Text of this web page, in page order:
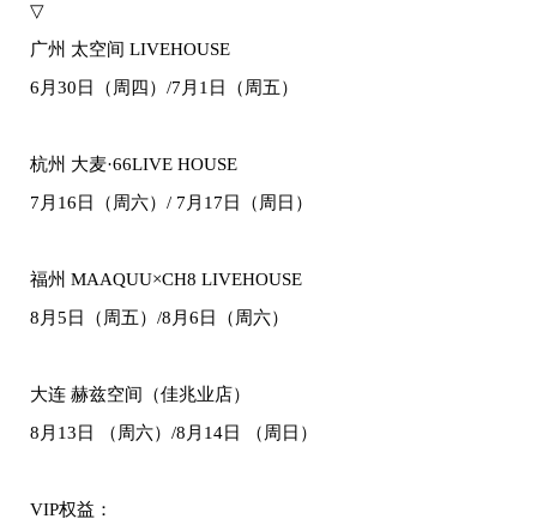
▽
广州 太空间 LIVEHOUSE
6月30日（周四）/7月1日（周五）
杭州 大麦·66LIVE HOUSE
7月16日（周六）/ 7月17日（周日）
福州 MAAQUU×CH8 LIVEHOUSE
8月5日（周五）/8月6日（周六）
大连 赫兹空间（佳兆业店）
8月13日 （周六）/8月14日 （周日）
VIP权益：